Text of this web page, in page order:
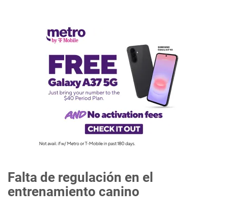
Falta de regulación en el
entrenamiento canino